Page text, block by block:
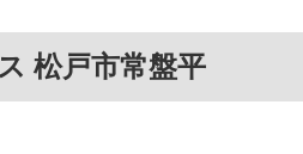
松戸市常盤平